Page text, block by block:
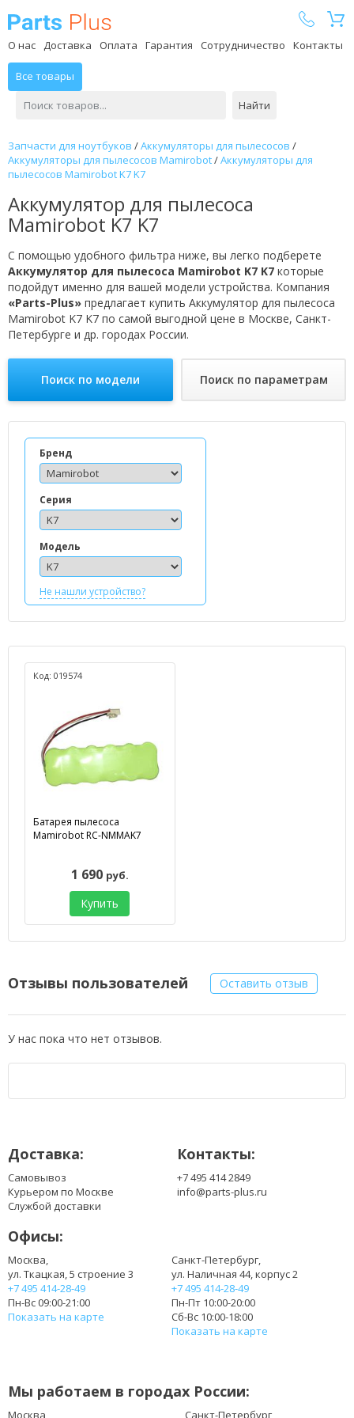
О нас Доставка Оплата Гарантия Сотрудничество Контакты
Все товары
Найти
Запчасти для ноутбуков /Аккумуляторы для пылесосов /
Аккумуляторы для пылесосов Mamirobot/Аккумуляторы для
пылесосов Mamirobot K7 K7
Аккумулятор для пылесоса
Mamirobot K7 K7
С помощью удобного фильтра ниже, вы легко подберете
Аккумулятор для пылесоса Mamirobot K7 K7 которые
подойдут именно для вашей модели устройства. Компания
«Parts-Plus» предлагает купить Аккумулятор для пылесоса
Mamirobot K7 K7 по самой выгодной цене в Москве, Санкт-
Петербурге и др. городах России.
Поиск по модели Поиск по параметрам
Бренд
Серия
Модель
Не нашли устройство?
Код: 019574
Батарея пылесоса
Mamirobot RC-NMMAK7
1 690 руб.
Купить
Отзывы пользователей Оставить отзыв
У нас пока что нет отзывов.
Доставка:
Самовывоз
Курьером по Москве
Службой доставки
Контакты:
+7 495 414 2849
info@parts-plus.ru
Офисы:
Москва,
ул. Ткацкая, 5 строение 3
+7 495 414-28-49
Пн-Вс 09:00-21:00
Показать на карте
Санкт-Петербург,
ул. Наличная 44, корпус 2
+7 495 414-28-49
Пн-Пт 10:00-20:00
Сб-Вс 10:00-18:00
Показать на карте
Мы работаем в городах России:
Москва Санкт-Петербург